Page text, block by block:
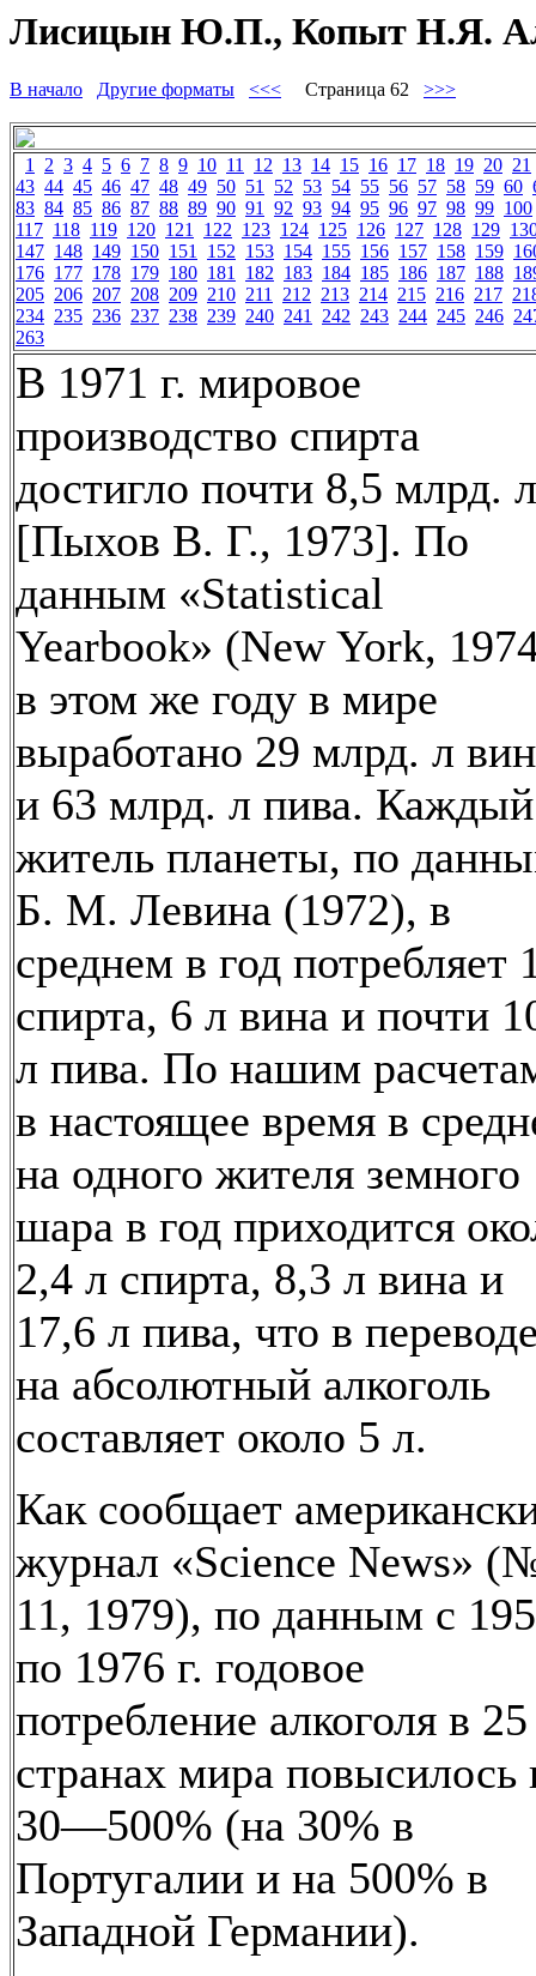
Лисицын Ю.П., Копыт Н.Я.
В начало Другие форматы <<< Страница 62 >>>
1 2 3 4 5 6 7 8 9 10 11 12 13 14 15 16 17 18 19 20 21
43 44 45 46 47 48 49 50 51 52 53 54 55 56 57 58 59 60
83 84 85 86 87 88 89 90 91 92 93 94 95 96 97 98 99 100
117 118 119 120 121 122 123 124 125 126 127 128 129
147 148 149 150 151 152 153 154 155 156 157 158 159
176 177 178 179 180 181 182 183 184 185 186 187 188
205 206 207 208 209 210 211 212 213 214 215 216 217
234 235 236 237 238 239 240 241 242 243 244 245 246
263
В 1971 г. мировое
производство спирта
достигло почти 8,5 млрд. л
[Пыхов В. Г., 1973]. По
данным «Statistical
Yearbook» (New York,
в этом же году в мире
выработано 29 млрд. л
и 63 млрд. л пива. Каждый
житель планеты, по
Б. М. Левина (1972), в
среднем в год потребляет
спирта, 6 л вина и почти
л пива. По нашим
в настоящее время в
на одного жителя земного
шара в год приходится
2,4 л спирта, 8,3 л вина и
17,6 л пива, что в
на абсолютный алкоголь
составляет около 5 л.
Как сообщает
журнал «Science News»
11, 1979), по данным с
по 1976 г. годовое
потребление алкоголя в 25
странах мира повысилось
30—500% (на 30% в
Португалии и на 500% в
Западной Германии).